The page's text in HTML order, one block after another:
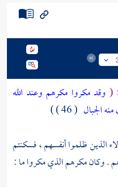
( وقد مكروا مكرهم وعند الله
الجبال ( 46 ) )
الذين ظلموا أنفسهم ، فسكنتم
. وكان مكرهم الذي مكروا ما :